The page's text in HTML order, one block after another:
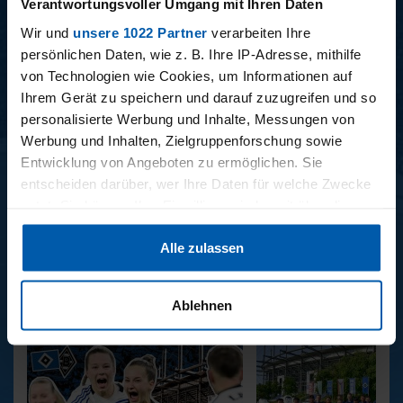
Verantwortungsvoller Umgang mit Ihren Daten
Wir und unsere 1022 Partner verarbeiten Ihre
persönlichen Daten, wie z. B. Ihre IP-Adresse, mithilfe
von Technologien wie Cookies, um Informationen auf
Ihrem Gerät zu speichern und darauf zuzugreifen und so
personalisierte Werbung und Inhalte, Messungen von
Werbung und Inhalten, Zielgruppenforschung sowie
Entwicklung von Angeboten zu ermöglichen. Sie
entscheiden darüber, wer Ihre Daten für welche Zwecke
Cookie-Erklärung oder durch Klicken auf das Privacy
Trigger Symbol ändern oder widerrufen
Ihr Gerät durch aktives Scannen nach bestimmten
Merkmalen (Fingerprinting) identifizieren
Alle zulassen
Ablehnen
BUNDESLIGA SAISON 2025/2026
34. SPIELTAG
BAYER LEVERKUSEN -
33. SPIELTAG